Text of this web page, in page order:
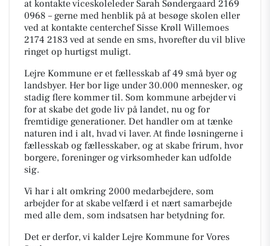
at kontakte viceskoleleder Sarah Søndergaard 2169
0968 – gerne med henblik på at besøge skolen eller
ved at kontakte centerchef Sisse Krøll Willemoes
2174 2183 ved at sende en sms, hvorefter du vil blive
ringet op hurtigst muligt.
Lejre Kommune er et fællesskab af 49 små byer og
landsbyer. Her bor lige under 30.000 mennesker, og
stadig flere kommer til. Som kommune arbejder vi
for at skabe det gode liv på landet, nu og for
fremtidige generationer. Det handler om at tænke
naturen ind i alt, hvad vi laver. At finde løsningerne i
fællesskab og fællesskaber, og at skabe frirum, hvor
borgere, foreninger og virksomheder kan udfolde
sig.
Vi har i alt omkring 2000 medarbejdere, som
arbejder for at skabe velfærd i et nært samarbejde
med alle dem, som indsatsen har betydning for.
Det er derfor, vi kalder Lejre Kommune forVores